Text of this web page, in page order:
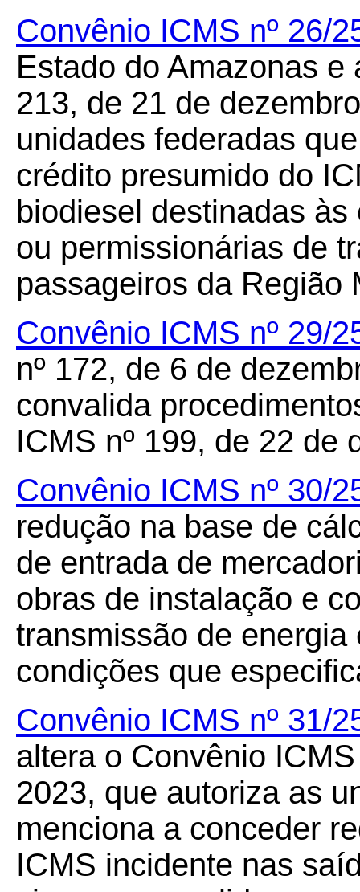
Convênio ICMS nº 26/
Estado do Amazonas e
213, de 21 de
unidades federadas
crédito presumido do
biodiesel destinadas
ou permissionárias de
passageiros da Região
Convênio ICMS nº 29/
nº 172, de 6 de
convalida
ICMS nº 199, de 22 de
Convênio ICMS nº 30/
redução na base de
de entrada de
obras de instalação e
transmissão de
condições que
Convênio ICMS nº 31/
altera o Convênio
2023, que autoriza as
menciona a conceder
ICMS incidente nas